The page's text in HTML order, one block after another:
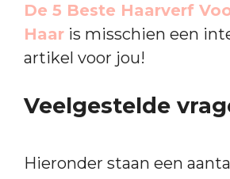
De 5 Beste Haarverf
Haar is misschien een
artikel voor jou!
Veelgestelde
Hieronder staan een